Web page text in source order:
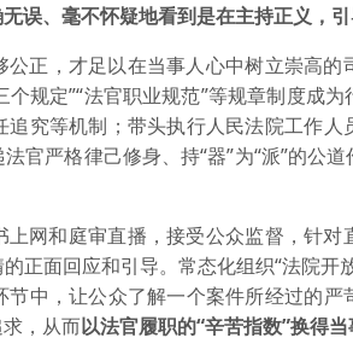
误、毫不怀疑地看到是在主持正义，引
公正，才足以在当事人心中树立崇高
规定”“法官职业规范”等规章制度成
究等机制；带头执行人民法院工作
官严格律己修身、持“器”为“派”的公
上网和庭审直播，接受公众监督，针
正面回应和引导。常态化组织“法院开
中，让公众了解一个案件所经过的
，从而以法官履职的“辛苦指数”换得当